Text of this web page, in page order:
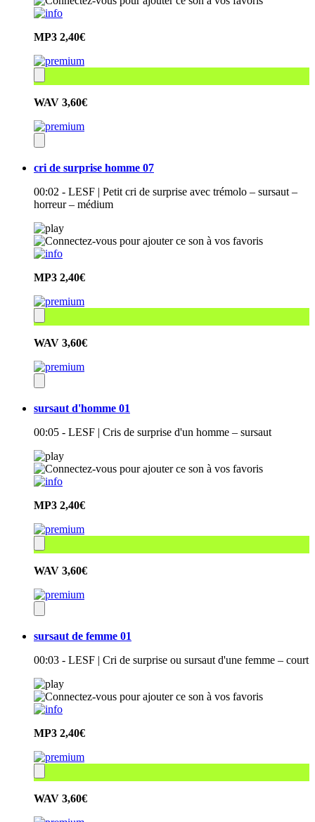
MP3 2,40€
WAV 3,60€
cri de surprise homme 07
00:02 - LESF | Petit cri de surprise avec trémolo – sursaut –
horreur – médium
MP3 2,40€
WAV 3,60€
sursaut d'homme 01
00:05 - LESF | Cris de surprise d'un homme – sursaut
MP3 2,40€
WAV 3,60€
sursaut de femme 01
00:03 - LESF | Cri de surprise ou sursaut d'une femme – court
MP3 2,40€
WAV 3,60€